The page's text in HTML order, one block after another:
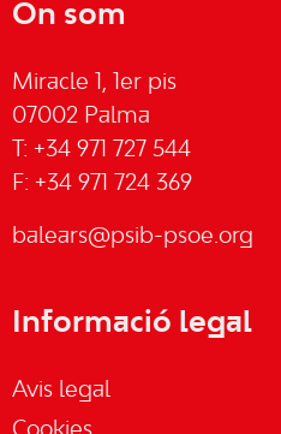
On som
Miracle 1, 1er pis
07002 Palma
T: +34 971 727 544
F: +34 971 724 369
balears@psib-psoe.org
Informació legal
Avis legal